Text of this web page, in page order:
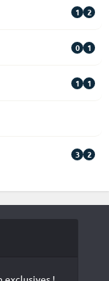
1 2
0 1
1 1
3 2